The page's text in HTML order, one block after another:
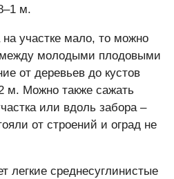
м.
участке мало, то можно
между молодыми плодовыми
от деревьев до кустов
м. Можно также сажать
или вдоль забора –
от строений и оград не
легкие среднесуглинистые